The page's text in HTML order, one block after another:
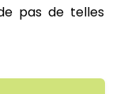
pas de telles